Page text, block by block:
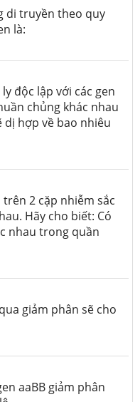
di truyền theo quy
là:
độc lập với các gen
chủng khác nhau
dị hợp về bao nhiêu
trên 2 cặp nhiễm sắc
Hãy cho biết: Có
nhau trong quần
giảm phân sẽ cho
aaBB giảm phân